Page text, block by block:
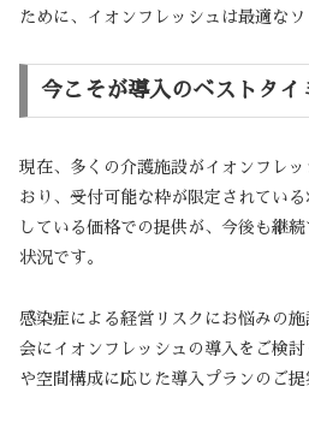
ために、イオンフレッシュは最適なソ
今こそが導入のベストタイ
現在、多くの介護施設がイオンフレ
おり、受付可能な枠が限定されてい
している価格での提供が、今後も継
状況です。
感染症による経営リスクにお悩みの
会にイオンフレッシュの導入をご検
や空間構成に応じた導入プランのご提